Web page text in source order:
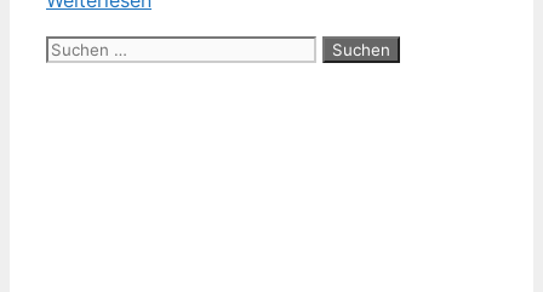
Suchen